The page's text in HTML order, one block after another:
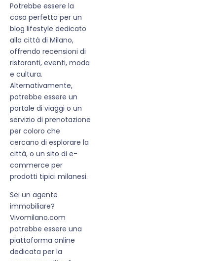
Potrebbe essere la
casa perfetta per un
blog lifestyle dedicato
alla città di Milano,
offrendo recensioni di
ristoranti, eventi, moda
e cultura.
Alternativamente,
potrebbe essere un
portale di viaggi o un
servizio di prenotazione
per coloro che
cercano di esplorare la
città, o un sito di e-
commerce per
prodotti tipici milanesi.
Sei un agente
immobiliare?
Vivomilano.com
potrebbe essere una
piattaforma online
dedicata per la